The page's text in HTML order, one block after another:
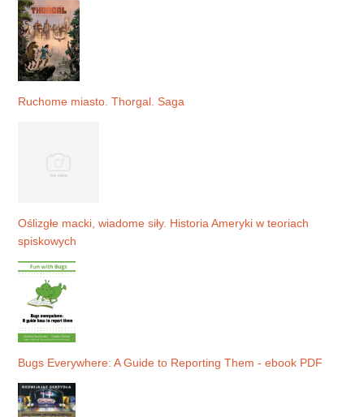
Ruchome miasto. Thorgal. Saga
Oślizgłe macki, wiadome siły. Historia Ameryki w teoriach
spiskowych
Bugs Everywhere: A Guide to Reporting Them - ebook PDF